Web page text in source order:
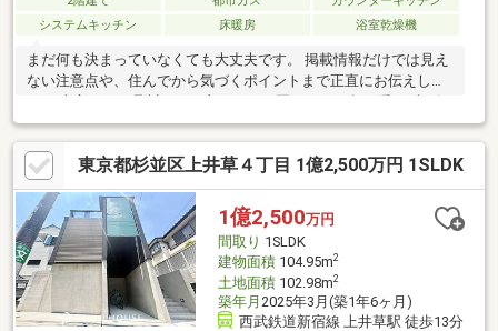
システムキッチン
床暖房 浴室乾燥機
まだ何も決まっていなくても大丈夫です。 掲載情報だけでは見え
ない注意点や、住んでから気づくポイントまで正直にお伝えしま
えし、「納得して選ぶ
東京都杉並区上井草４丁目 1億2,500万円 1SLDK
1億2,500万円
間取り 1SLDK
建物面積104.95m2
土地面積102.98m2
築年月 2025年3月(築1年6ヶ月)
西武鉄道新宿線 上井草駅 徒歩13分